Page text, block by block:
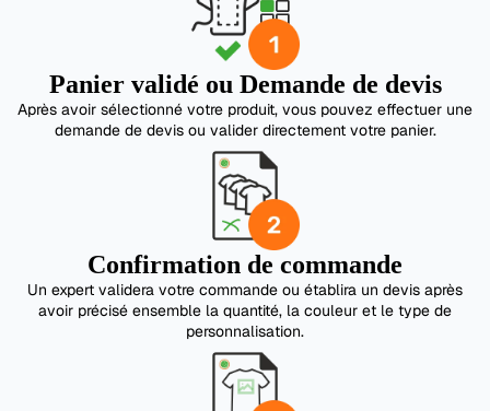
Panier validé ou Demande de devis
Après avoir sélectionné votre produit, vous pouvez effectuer une
demande de devis ou valider directement votre panier.
Confirmation de commande
Un expert validera votre commande ou établira un devis après
avoir précisé ensemble la quantité, la couleur et le type de
personnalisation.